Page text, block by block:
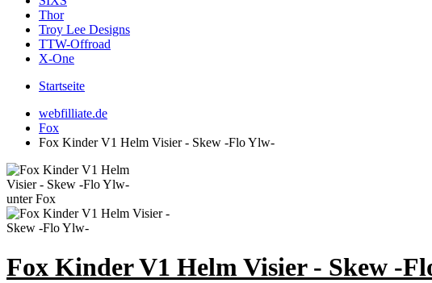
Thor
Troy Lee Designs
TTW-Offroad
X-One
Startseite
webfilliate.de
Fox
Fox Kinder V1 Helm Visier - Skew -Flo Ylw-
Fox Kinder V1 Helm Visier - Skew -